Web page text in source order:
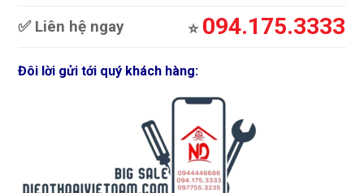
✅ Liên hệ ngay
⭐️ 094.175.3333
Đôi lời gửi tới quý khách hàng: